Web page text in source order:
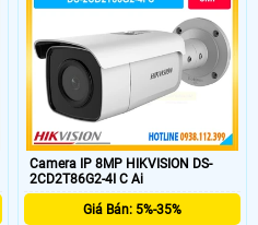
Camera IP 8MP HIKVISION DS-
2CD2T86G2-4I C Ai
Giá Bán: 5%-35%